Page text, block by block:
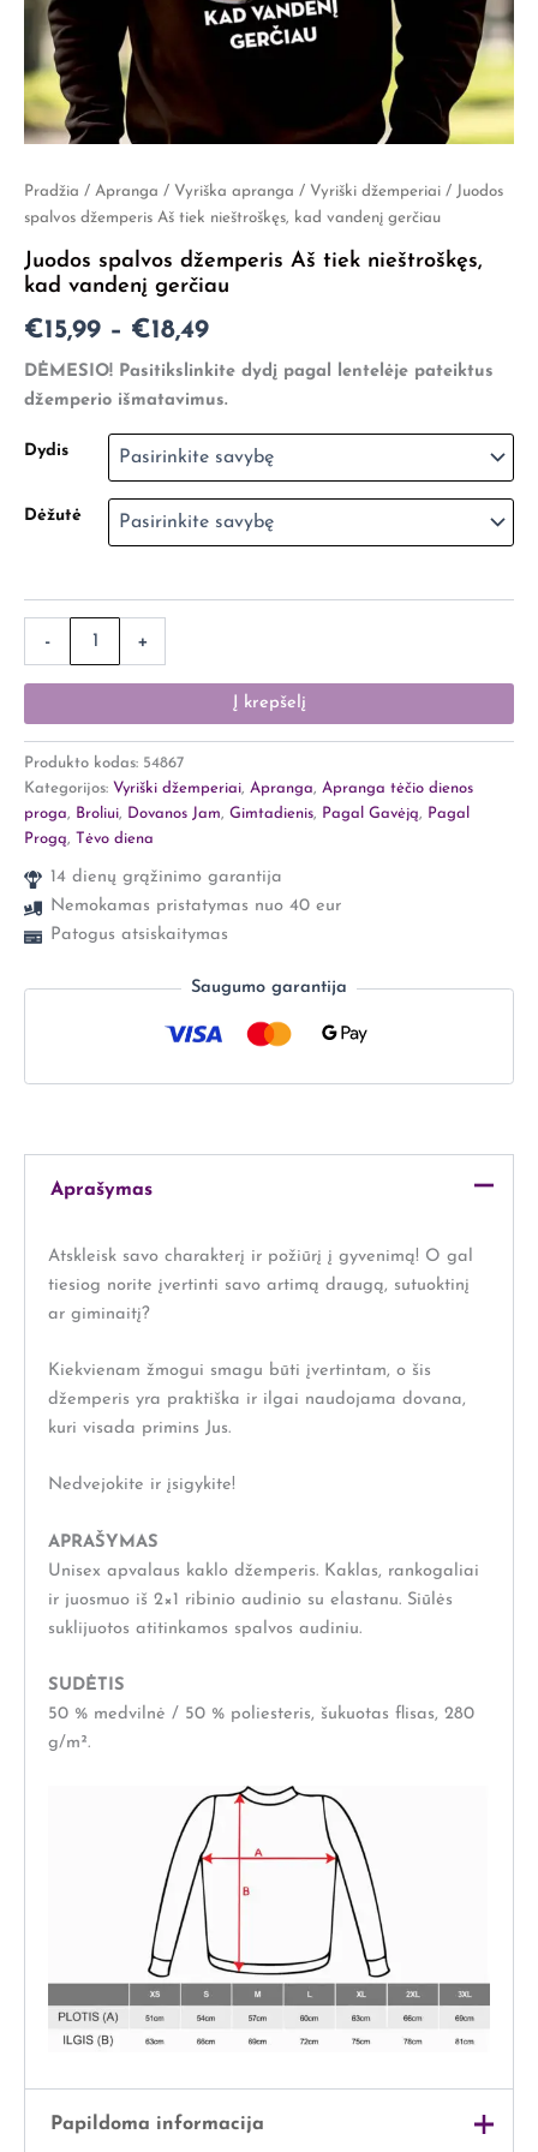
Pradžia / Apranga / Vyriška apranga / Vyriški džemperiai / Juodos
spalvos džemperis Aš tiek nieštroškęs, kad vandenį gerčiau
Juodos spalvos džemperis Aš tiek nieštroškęs,
kad vandenį gerčiau
€15,99 – €18,49
Price
€15,99
through
€18,49
DĖMESIO! Pasitikslinkite dydį pagal lentelėje pateiktus
džemperio išmatavimus.
Dydis
Dėžutė
-
produkto
kiekis:
spalvos
džemperis
tiek
nieštroškęs,
kad
vandenį
+
Į krepšelį
Produkto kodas: 54867
Kategorijos: Vyriški džemperiai, Apranga, Apranga tėčio dienos
proga, Broliui, Dovanos Jam, Gimtadienis, Pagal Gavėją, Pagal
Progą, Tėvo diena
14 dienų grąžinimo garantija
Nemokamas pristatymas nuo 40 eur
Patogus atsiskaitymas
Saugumo garantija
Aprašymas
Atskleisk savo charakterį ir požiūrį į gyvenimą! O gal
tiesiog norite įvertinti savo artimą draugą, sutuoktinį
ar giminaitį?
Kiekvienam žmogui smagu būti įvertintam, o šis
džemperis yra praktiška ir ilgai naudojama dovana,
kuri visada primins Jus.
Nedvejokite ir įsigykite!
APRAŠYMAS
Unisex apvalaus kaklo džemperis. Kaklas, rankogaliai
ir juosmuo iš 2×1 ribinio audinio su elastanu. Siūlės
suklijuotos atitinkamos spalvos audiniu.
SUDĖTIS
50 % medvilnė / 50 % poliesteris, šukuotas flisas, 280
g/m².
Papildoma informacija